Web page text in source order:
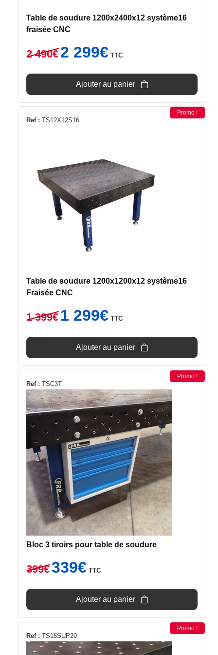
Table de soudure 1200x2400x12 système16
fraisée CNC
2 490€
Le
prix
était :
490€.
2 299€prix
est :
299€.
TTC
Ajouter au panier
Ref : TS12X12S16
Promo !
Table de soudure 1200x1200x12 système16
Fraisée CNC
1 399€
Le
prix
était :
399€.
1 299€prix
est :
299€.
TTC
Ajouter au panier
Ref : TSC3T
Promo !
Bloc 3 tiroirs pour table de soudure
399€
Le
prix
339€prix
est :
TTC
Ajouter au panier
Ref : TS16SUP20
Promo !